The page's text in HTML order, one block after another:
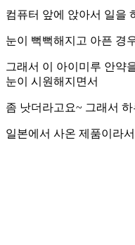
컴퓨터 앞에 앉아서 일을
눈이 뻑뻑해지고 아픈 경
그래서 이 아이미루 안약
눈이 시원해지면서
좀 낫더라고요~ 그래서
일본에서 사온 제품이라